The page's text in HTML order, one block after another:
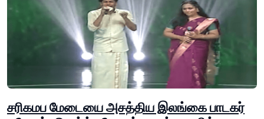
சரிகமப மேடையை அசத்திய இலங்கை பாடகர்